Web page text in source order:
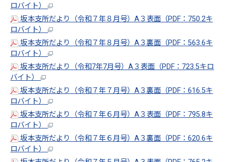
ロバイト）
坂本支所だより（令和７年８月号）A３表面（PDF：750.2キ
ロバイト）
坂本支所だより（令和７年８月号）A３裏面（PDF：563.6キ
ロバイト）
坂本支所だより（令和7年7月号）A３表面（PDF：723.5キロ
バイト）
坂本支所だより（令和７年７月号）A３裏面（PDF：616.5キ
ロバイト）
坂本支所だより（令和７年６月号）A３表面（PDF：795.8キ
ロバイト）
坂本支所だより（令和７年６月号）A３裏面（PDF：620.6キ
ロバイト）